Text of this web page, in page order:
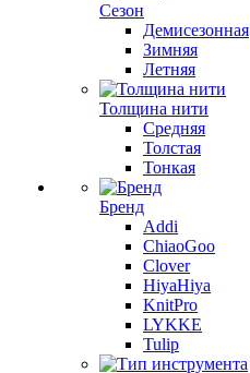
Сезон
Демисезонная
Зимняя
Летняя
Толщина нити
Средняя
Толстая
Тонкая
Бренд
Addi
ChiaoGoo
Clover
HiyaHiya
KnitPro
LYKKE
Tulip